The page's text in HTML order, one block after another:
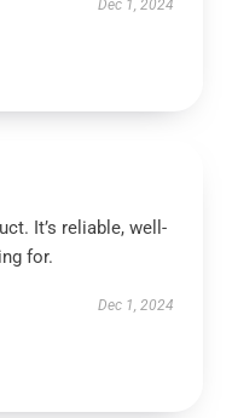
Dec 1, 2024
It’s reliable, well-
for.
Dec 1, 2024